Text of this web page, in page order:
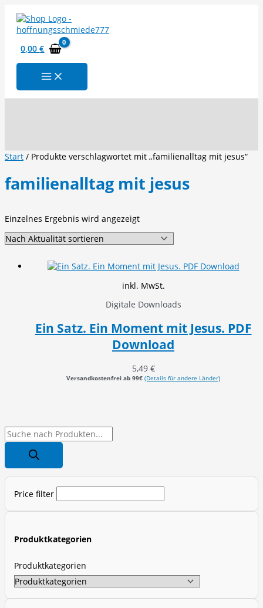
Inhalt
springen
0,00€
P
o
d
c
Price filter
Produktkategorien
Produktkategorien
Start / Produkte verschlagwortet mit „familienalltag mit jesus“
familienalltag mit jesus
Einzelnes Ergebnis wird angezeigt
inkl. MwSt.
Digitale Downloads
Ein Satz. Ein Moment mit Jesus. PDF
Download
5,49 €
Versandkostenfrei ab 99€ (Details für andere Länder)